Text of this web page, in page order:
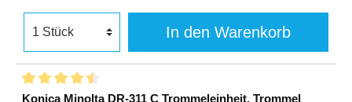
In den Warenkorb
Konica Minolta DR-311 C Trommeleinheit, Trommel